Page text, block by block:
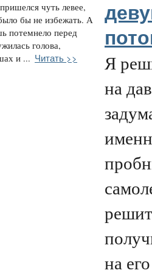
чуть левее,
бы не избежать. А
потемнело перед
голова,
и ... Читать >>
Я
на
на